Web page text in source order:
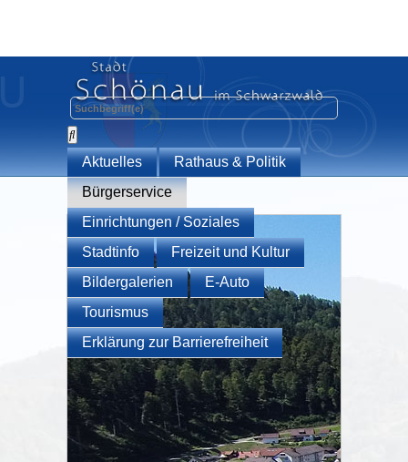
Aktuelles
Rathaus & Politik
Bürgerservice
Einrichtungen / Soziales
Stadtinfo
Freizeit und Kultur
Bildergalerien
E-Auto
Tourismus
Erklärung zur Barrierefreiheit